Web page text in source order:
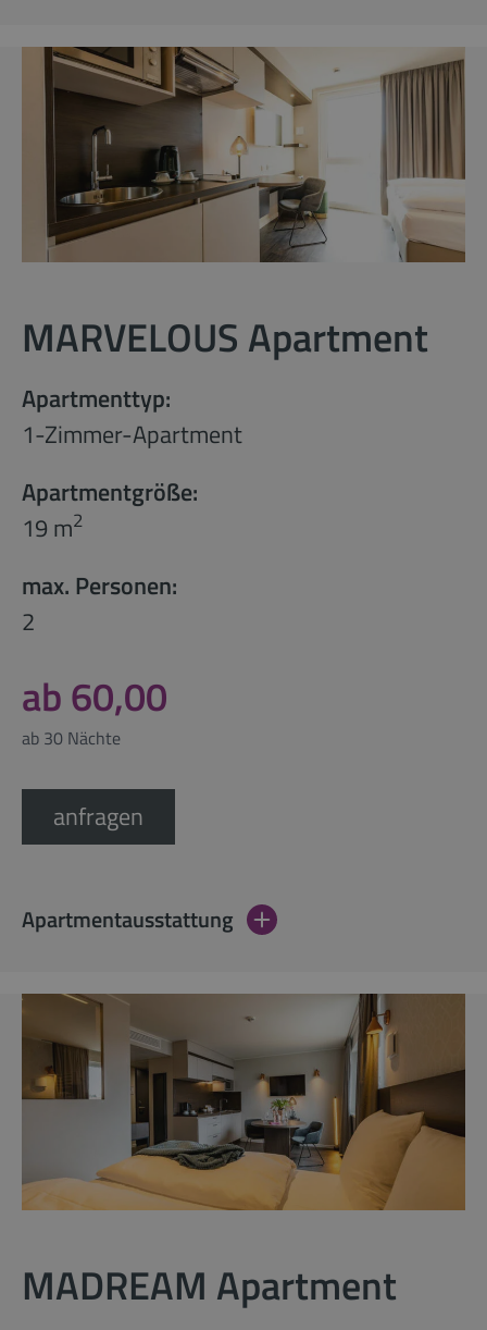
MARVELOUS Apartment
Apartmenttyp:
1-Zimmer-Apartment
Apartmentgröße:
19 m2
max. Personen:
2
ab 60,00
ab 30 Nächte
anfragen
Apartmentausstattung
MADREAM Apartment